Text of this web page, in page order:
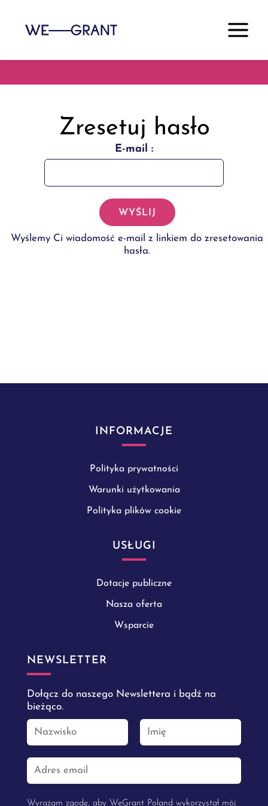
Zresetuj hasło
E-mail :
WYŚLIJ
Wyślemy Ci wiadomość e-mail z linkiem do zresetowania
hasła.
INFORMACJE
Polityka prywatności
Warunki użytkowania
Polityka plików cookie
USŁUGI
Dotacje publiczne
Nasza oferta
Wsparcie
NEWSLETTER
Dołącz do naszego Newslettera i bądź na
bieżąco.
Wyrażam zgodę, aby WeGrant Poland wykorzystał mój